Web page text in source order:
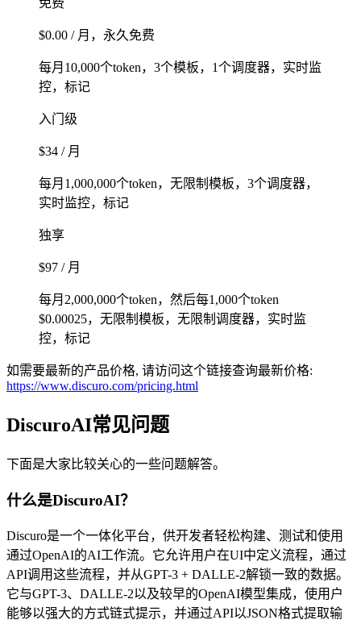
$0.00 / 月，永久免费
每月10,000个token，3个模板，1个调度器，实时监
控，标记
入门级
$34 / 月
每月1,000,000个token，无限制模板，3个调度器，
实时监控，标记
独享
$97 / 月
每月2,000,000个token，然后每1,000个token
$0.00025，无限制模板，无限制调度器，实时监
控，标记
如需要最新的产品价格, 请访问这个链接查询最新价格:
https://www.discuro.com/pricing.html
DiscuroAI常见问题
下面是大家比较关心的一些问题解答。
什么是DiscuroAI？
Discuro是一个一体化平台，供开发者轻松构建、测试和使用
通过OpenAI的AI工作流。它允许用户在UI中定义流程，通过
API调用这些流程，并从GPT-3 + DALLE-2解锁一致的数据。
它与GPT-3、DALLE-2以及较早的OpenAI模型集成，使用户
能够以强大的方式链式提示，并通过API以JSON格式提取输